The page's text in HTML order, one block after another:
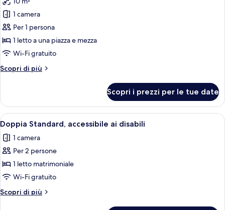
letto
le
foto
per
Singola
Superior,
camera
1 camera
Per 1 persona
1 letto a una piazza e mezza
Wi-Fi gratuito
Scopri di più
Altri
Superior,
camera
letto
Scopri i prezzi per le tue date
Apri
tutte
le
foto
per
Doppia
Standard,
accessibile
Una camera d'albergo con un letto,
8
Doppia Standard, accessibile ai disabili
1 camera
Per 2 persone
1 letto matrimoniale
Wi-Fi gratuito
Scopri di più
Altri